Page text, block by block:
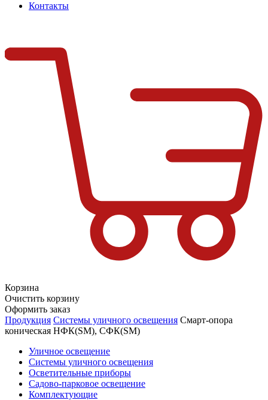
Контакты
Корзина
Очистить корзину
Оформить заказ
Продукция Системы уличного освещения Смарт-опора
коническая НФК(SM), СФК(SM)
Уличное освещение
Системы уличного освещения
Осветительные приборы
Садово-парковое освещение
Комплектующие